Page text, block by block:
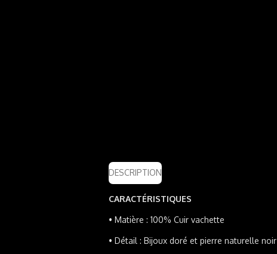
DESCRIPTION
CARACTÉRISTIQUES
• Matière : 100% Cuir vachette
• Détail : Bijoux doré et pierre naturelle noir